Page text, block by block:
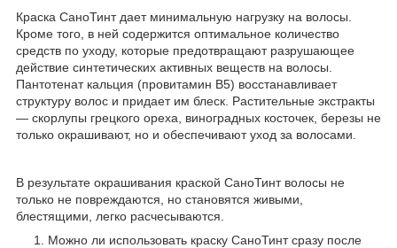
Краска СаноТинт дает минимальную нагрузку на волосы.
Кроме того, в ней содержится оптимальное количество
средств по уходу, которые предотвращают разрушающее
действие синтетических активных веществ на волосы.
Пантотенат кальция (провитамин B5) восстанавливает
структуру волос и придает им блеск. Растительные экстракты
— скорлупы грецкого ореха, виноградных косточек, березы не
только окрашивают, но и обеспечивают уход за волосами.
В результате окрашивания краской СаноТинт волосы не
только не повреждаются, но становятся живыми,
блестящими, легко расчесываются.
Можно ли использовать краску СаноТинт сразу после